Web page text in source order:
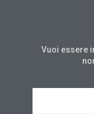
Vuoi essere